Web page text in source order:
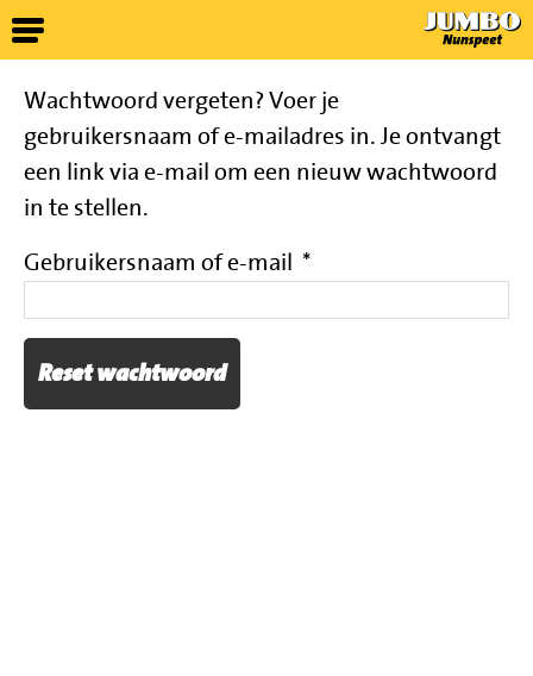
Wachtwoord vergeten? Voer je
gebruikersnaam of e-mailadres in. Je ontvangt
een link via e-mail om een nieuw wachtwoord
in te stellen.
Gebruikersnaam of e-mail *Vereist
Reset wachtwoord